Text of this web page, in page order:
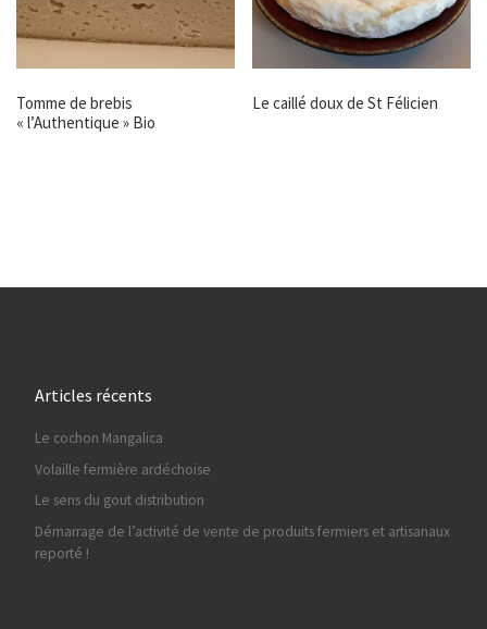
Tomme de brebis
« l’Authentique » Bio
Le caillé doux de St Félicien
Articles récents
Le cochon Mangalica
Volaille fermière ardéchoise
Le sens du gout distribution
Démarrage de l’activité de vente de produits fermiers et artisanaux
reporté !